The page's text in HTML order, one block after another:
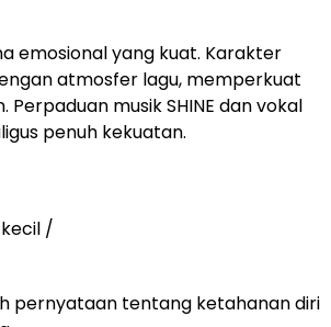
emosional yang kuat. Karakter
atmosfer lagu, memperkuat
musik SHINE dan vokal
penuh kekuatan.
/
pernyataan tentang ketahanan diri